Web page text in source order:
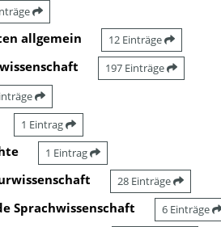
allgemein 12 Einträge
197 Einträge
1 Eintrag
1 Eintrag
28 Einträge
Sprachwissenschaft 6 Einträge